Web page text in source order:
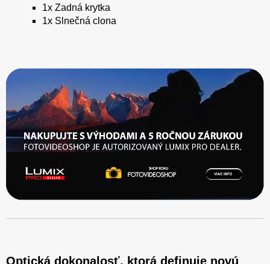
1x Zadná krytka
1x Slnečná clona
Optická dokonalosť, ktorá definuje novú